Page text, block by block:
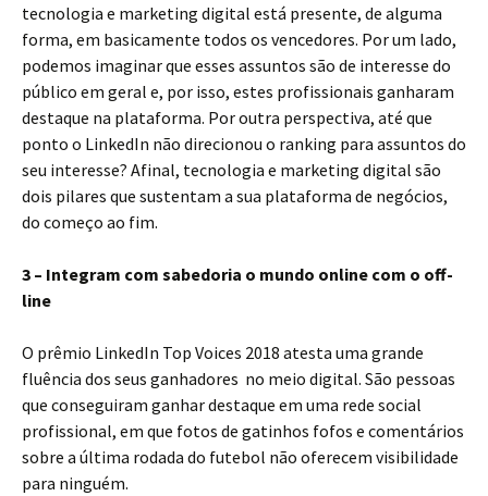
tecnologia e marketing digital está presente, de alguma
forma, em basicamente todos os vencedores. Por um lado,
podemos imaginar que esses assuntos são de interesse do
público em geral e, por isso, estes profissionais ganharam
destaque na plataforma. Por outra perspectiva, até que
ponto o LinkedIn não direcionou o ranking para assuntos do
seu interesse? Afinal, tecnologia e marketing digital são
dois pilares que sustentam a sua plataforma de negócios,
do começo ao fim.
3 – Integram com sabedoria o mundo online com o off-
line
O prêmio LinkedIn Top Voices 2018 atesta uma grande
fluência dos seus ganhadores no meio digital. São pessoas
que conseguiram ganhar destaque em uma rede social
profissional, em que fotos de gatinhos fofos e comentários
sobre a última rodada do futebol não oferecem visibilidade
para ninguém.